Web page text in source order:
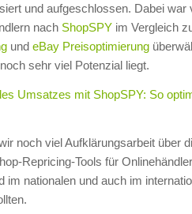
und aufgeschlossen. Dabei war
nach ShopSPYim Vergleich
und eBay Preisoptimierung
sehr viel Potenzial liegt.
Umsatzes mit ShopSPY: So
noch viel Aufklärungsarbeit über
Repricing-Tools für
im nationalen und auch im